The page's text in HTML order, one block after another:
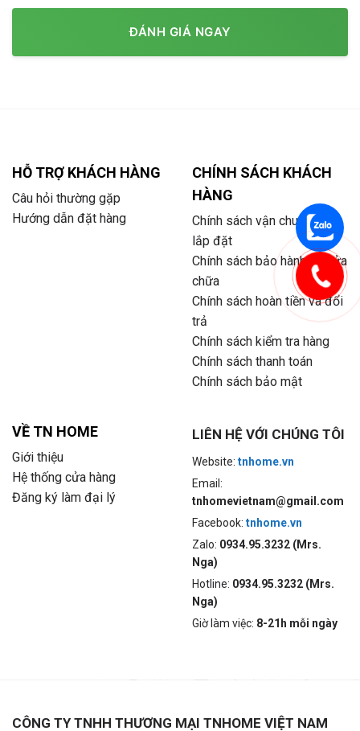
ĐÁNH GIÁ NGAY
HỖ TRỢ KHÁCH HÀNG
Câu hỏi thường gặp
Hướng dẫn đặt hàng
CHÍNH SÁCH KHÁCH
HÀNG
Chính sách vận chuyển và
lắp đặt
Chính sách bảo hành và sửa
chữa
Chính sách hoàn tiền và đổi
trả
Chính sách kiểm tra hàng
Chính sách thanh toán
Chính sách bảo mật
VỀ TN HOME
Giới thiệu
Hệ thống cửa hàng
Đăng ký làm đại lý
LIÊN HỆ VỚI CHÚNG TÔI
Website: tnhome.vn
Email:
tnhomevietnam@gmail.com
Facebook: tnhome.vn
Zalo: 0934.95.3232 (Mrs.
Nga)
Hotline: 0934.95.3232 (Mrs.
Nga)
Giờ làm việc: 8-21h mỗi ngày
CÔNG TY TNHH THƯƠNG MẠI TNHOME VIỆT NAM